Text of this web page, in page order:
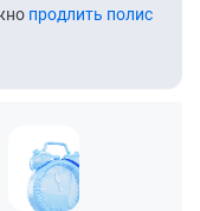
продлить полис